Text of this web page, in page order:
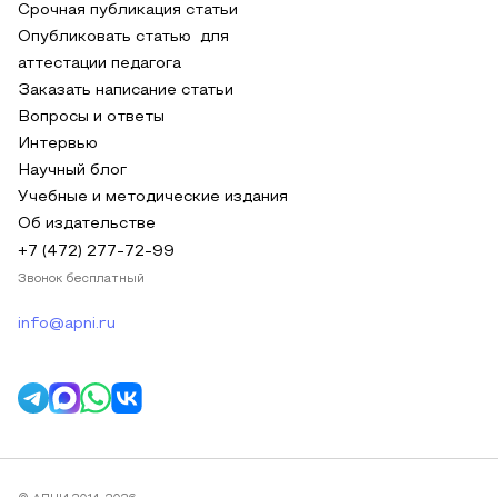
Срочная публикация статьи
Опубликовать статью для
аттестации педагога
Заказать написание статьи
Вопросы и ответы
Интервью
Научный блог
Учебные и методические издания
Об издательстве
+7 (472) 277-72-99
Звонок бесплатный
info@apni.ru